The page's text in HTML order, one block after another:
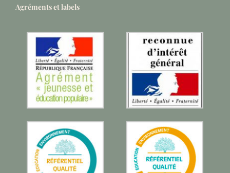
Agréments et labels